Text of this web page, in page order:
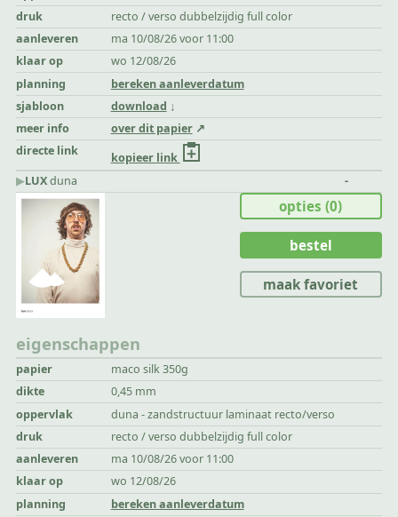
druk
recto / verso dubbelzijdig full color
aanleveren
ma 10/08/26 voor 11:00
klaar op
wo 12/08/26
planning
bereken aanleverdatum
sjabloon
download
meer info
over dit papier
directe link
kopieer link
▶︎LUXduna -
eigenschappen
papier
maco silk 350g
dikte
0,45 mm
oppervlak
duna - zandstructuur laminaat recto/verso
druk
recto / verso dubbelzijdig full color
aanleveren
ma 10/08/26 voor 11:00
klaar op
wo 12/08/26
planning
bereken aanleverdatum
opties(0)
bestel
maak favoriet